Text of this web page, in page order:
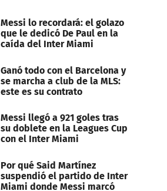
Messi lo recordará: el golazo
que le dedicó De Paul en la
caída del Inter Miami
Ganó todo con el Barcelona y
se marcha a club de la MLS:
este es su contrato
Messi llegó a 921 goles tras
su doblete en la Leagues Cup
con el Inter Miami
Por qué Said Martínez
suspendió el partido de Inter
Miami donde Messi marcó